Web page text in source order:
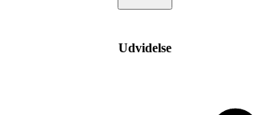
Udvidelse